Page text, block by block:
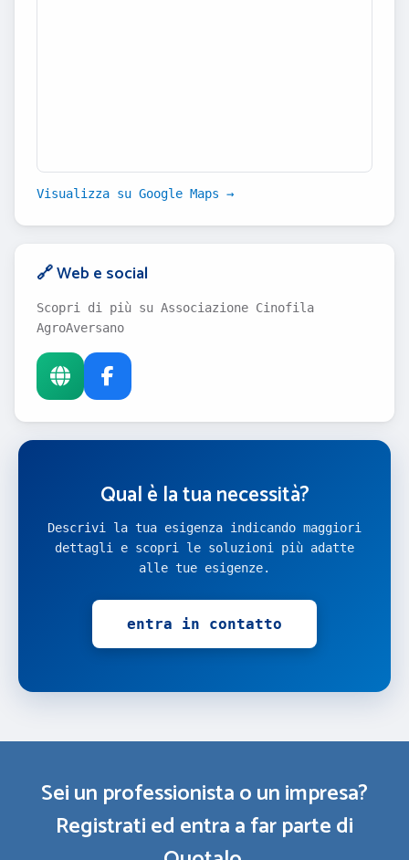
Visualizza su Google Maps →
🔗 Web e social
Scopri di più su Associazione Cinofila
AgroAversano
Qual è la tua necessità?
Descrivi la tua esigenza indicando maggiori
dettagli e scopri le soluzioni più adatte
alle tue esigenze.
entra in contatto
Sei un professionista o un impresa?
Registrati ed entra a far parte di